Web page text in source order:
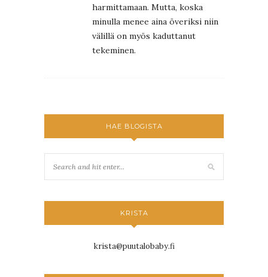
harmittamaan. Mutta, koska
minulla menee aina överiksi niin
välillä on myös kaduttanut
tekeminen.
HAE BLOGISTA
KRISTA
krista@puutalobaby.fi